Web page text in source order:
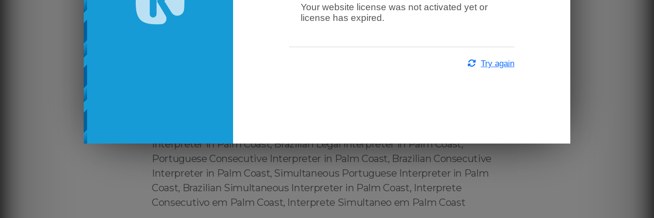
Portuguese to English Translator in Palm Coast, Tradutor certificado
English ↔️ Português Palm Coast, Tradutor habilitado Português ↔️ English
Interpreter in Palm Coast, Brazilian Legal Interpreter in Palm Coast,
Portuguese Consecutive Interpreter in Palm Coast, Brazilian Consecutive
Interpreter in Palm Coast, Simultaneous Portuguese Interpreter in Palm
Coast, Brazilian Simultaneous Interpreter in Palm Coast, Interprete
Consecutivo em Palm Coast, Interprete Simultaneo em Palm Coast
Your website license was not activated yet or
license has expired.
Try again